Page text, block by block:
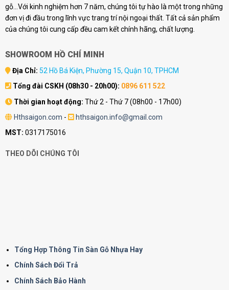
gỗ...Với kinh nghiệm hơn 7 năm, chúng tôi tự hào là một trong những
đơn vị đi đầu trong lĩnh vực trang trí nội ngoại thất. Tất cả sản phẩm
của chúng tôi cung cấp đều cam kết chính hãng, chất lượng.
SHOWROOM HỒ CHÍ MINH
Địa Chỉ: 52 Hồ Bá Kiện, Phường 15, Quận 10, TPHCM
Tổng đài CSKH (08h30 - 20h00): 0896 611 522
Thời gian hoạt động: Thứ 2 - Thứ 7 (08h00 - 17h00)
Hthsaigon.com -
hthsaigon.info@gmail.com
MST: 0317175016
THEO DÕI CHÚNG TÔI
Tổng Hợp Thông Tin Sàn Gỗ Nhựa Hay
Chính Sách Đổi Trả
Chính Sách Bảo Hành